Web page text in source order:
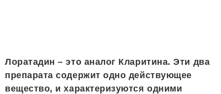
Лоратадин – это аналог Кларитина. Эти два
препарата содержит одно действующее
вещество, и характеризуются одними